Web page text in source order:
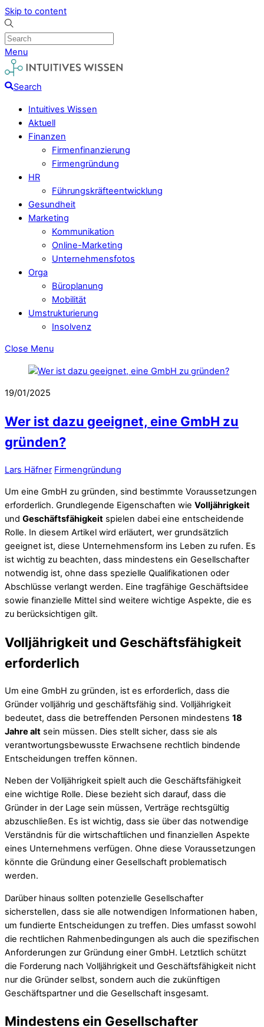
Skip to content
Menu
Search
Intuitives Wissen
Aktuell
Finanzen
Firmenfinanzierung
Firmengründung
HR
Führungskräfteentwicklung
Gesundheit
Marketing
Kommunikation
Online-Marketing
Unternehmensfotos
Orga
Büroplanung
Mobilität
Umstrukturierung
Insolvenz
Close Menu
19/01/2025
Wer ist dazu geeignet, eine GmbH zu
gründen?
Lars Häfner Firmengründung
Um eine GmbH zu gründen, sind bestimmte Voraussetzungen
erforderlich. Grundlegende Eigenschaften wie Volljährigkeit
und Geschäftsfähigkeit spielen dabei eine entscheidende
Rolle. In diesem Artikel wird erläutert, wer grundsätzlich
geeignet ist, diese Unternehmensform ins Leben zu rufen. Es
ist wichtig zu beachten, dass mindestens ein Gesellschafter
notwendig ist, ohne dass spezielle Qualifikationen oder
Abschlüsse verlangt werden. Eine tragfähige Geschäftsidee
sowie finanzielle Mittel sind weitere wichtige Aspekte, die es
zu berücksichtigen gilt.
Volljährigkeit und Geschäftsfähigkeit
erforderlich
Um eine GmbH zu gründen, ist es erforderlich, dass die
Gründer volljährig und geschäftsfähig sind. Volljährigkeit
bedeutet, dass die betreffenden Personen mindestens 18
Jahre alt sein müssen. Dies stellt sicher, dass sie als
verantwortungsbewusste Erwachsene rechtlich bindende
Entscheidungen treffen können.
Neben der Volljährigkeit spielt auch die Geschäftsfähigkeit
eine wichtige Rolle. Diese bezieht sich darauf, dass die
Gründer in der Lage sein müssen, Verträge rechtsgültig
abzuschließen. Es ist wichtig, dass sie über das notwendige
Verständnis für die wirtschaftlichen und finanziellen Aspekte
eines Unternehmens verfügen. Ohne diese Voraussetzungen
könnte die Gründung einer Gesellschaft problematisch
werden.
Darüber hinaus sollten potenzielle Gesellschafter
sicherstellen, dass sie alle notwendigen Informationen haben,
um fundierte Entscheidungen zu treffen. Dies umfasst sowohl
die rechtlichen Rahmenbedingungen als auch die spezifischen
Anforderungen zur Gründung einer GmbH. Letztlich schützt
die Forderung nach Volljährigkeit und Geschäftsfähigkeit nicht
nur die Gründer selbst, sondern auch die zukünftigen
Geschäftspartner und die Gesellschaft insgesamt.
Mindestens ein Gesellschafter